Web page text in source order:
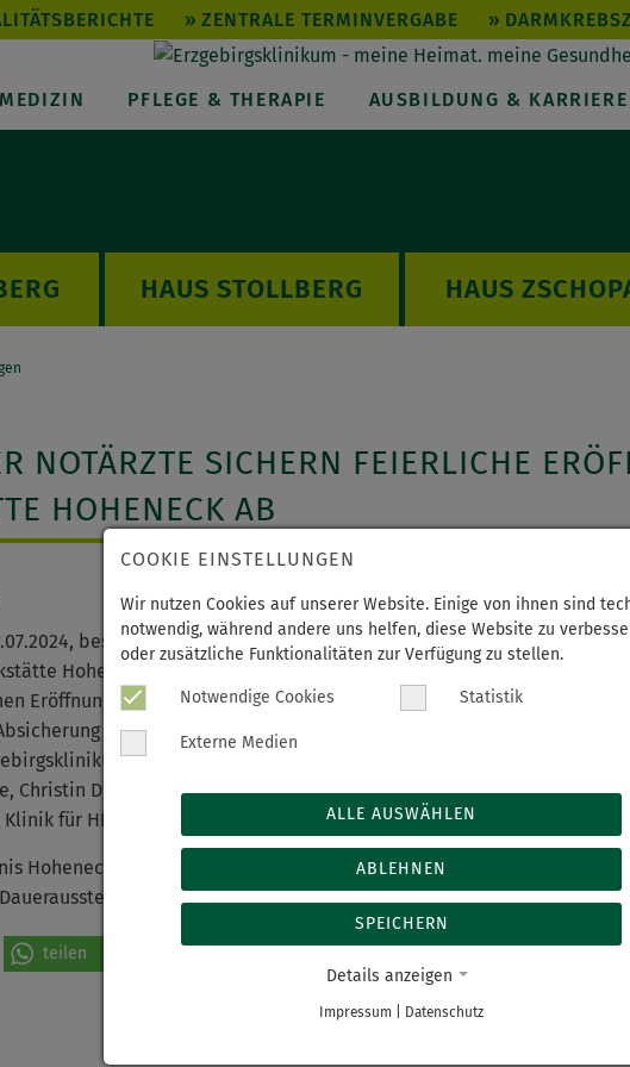
ZENTRALE TERMINVERGABE
MEDIZIN PFLEGE & THERAPIE AUSBILDUNG & KARRIERE
STOLLBERG
NOTÄRZTE SICHERN FEIERLICHE
HOHENECK AB
besuchte Bundespräsident Frank Walter
Hoheneck in Stollberg und hielt eine
Eröffnung (Foto 2). Mit dabei zur
der Veranstaltung waren zwei
Haus Stollberg: die Leiterin der
Christin Dylong (Foto 1, links) und Oberarzt
für HNO-Heilkunde (Foto 1, rechts).
Hoheneck war das größte Frauengefängnis der DDR. Die nun
zur politischen Strafjustiz und Verfolgung in der DDR.
teilen
COOKIE EINSTELLUNGEN
Wir nutzen Cookies auf unserer Website. Einige von ihnen sind
notwendig, während andere uns helfen, diese Website zu
oder zusätzliche Funktionalitäten zur Verfügung zu stellen.
Notwendige Cookies Statistik
Externe Medien
ALLE AUSWÄHLEN
ABLEHNEN
SPEICHERN
Details anzeigen
Impressum Datenschutz